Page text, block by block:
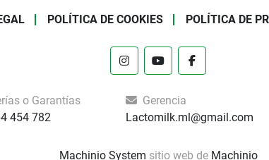
POLÍTICA DE COOKIES POLÍTICA DE
instagramyoutubefacebook
o Garantías
454 782
Gerencia
Lactomilk.ml@gmail.com
Machinio System sitio web de Machinio